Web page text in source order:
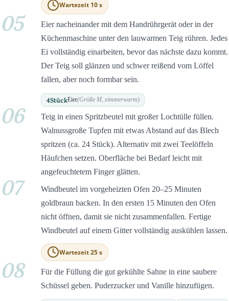
Wartezeit 10 s
05
Eier nacheinander mit dem Handrührgerät oder in der
Küchenmaschine unter den lauwarmen Teig rühren. Jedes
Ei vollständig einarbeiten, bevor das nächste dazu kommt.
Der Teig soll glänzen und schwer reißend vom Löffel
fallen, aber noch formbar sein.
4StückEier(Größe M, zimmerwarm)
06
Teig in einen Spritzbeutel mit großer Lochtülle füllen.
Walnussgroße Tupfen mit etwas Abstand auf das Blech
spritzen (ca. 24 Stück). Alternativ mit zwei Teelöffeln
Häufchen setzen. Oberfläche bei Bedarf leicht mit
angefeuchtetem Finger glätten.
07
Windbeutel im vorgeheizten Ofen 20–25 Minuten
goldbraun backen. In den ersten 15 Minuten den Ofen
nicht öffnen, damit sie nicht zusammenfallen. Fertige
Windbeutel auf einem Gitter vollständig auskühlen lassen.
Wartezeit 25 s
08
Für die Füllung die gut gekühlte Sahne in eine saubere
Schüssel geben. Puderzucker und Vanille hinzufügen.